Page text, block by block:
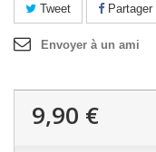
Tweet Partager
Envoyer à un ami
9,90 €